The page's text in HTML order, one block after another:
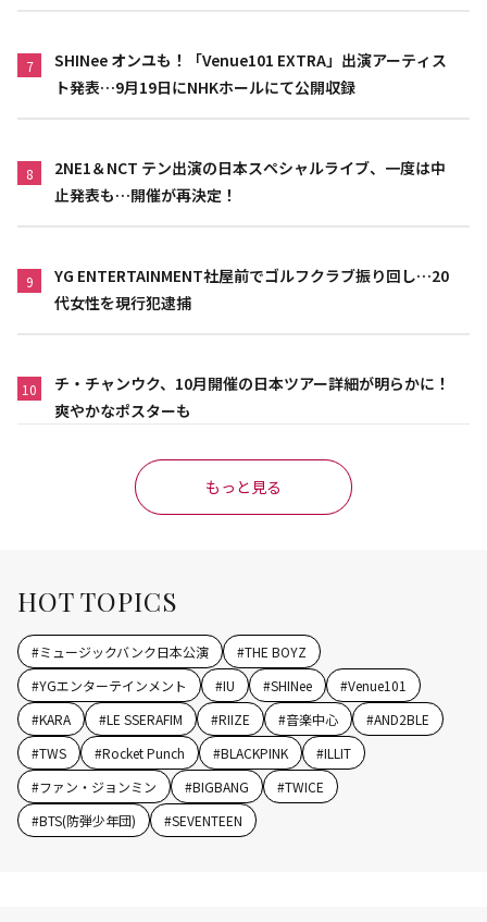
7
SHINee オンユも！「Venue101 EXTRA」出演アーティス
ト発表…9月19日にNHKホールにて公開収録
8
2NE1＆NCT テン出演の日本スペシャルライブ、一度は中
止発表も…開催が再決定！
9
YG ENTERTAINMENT社屋前でゴルフクラブ振り回し…20
代女性を現行犯逮捕
10
チ・チャンウク、10月開催の日本ツアー詳細が明らかに！
爽やかなポスターも
もっと見る
HOT TOPICS
#ミュージックバンク日本公演 #THE BOYZ
#YGエンターテインメント #IU #SHINee #Venue101
#KARA #LE SSERAFIM #RIIZE #音楽中心 #AND2BLE
#TWS #Rocket Punch #BLACKPINK #ILLIT
#ファン・ジョンミン #BIGBANG #TWICE
#BTS(防弾少年団) #SEVENTEEN